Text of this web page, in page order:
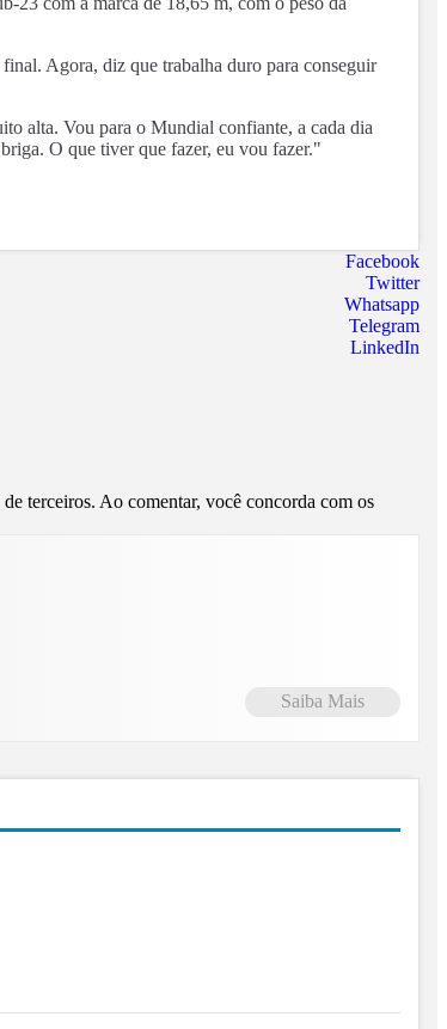
Agora, diz que trabalha duro para conseguir
alta. Vou para o Mundial confiante, a cada dia
O que tiver que fazer, eu vou fazer."
Facebook
Twitter
Whatsapp
Telegram
LinkedIn
terceiros. Ao comentar, você concorda com os
Saiba Mais